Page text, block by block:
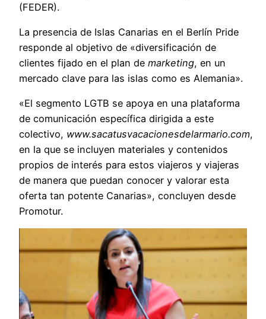
(FEDER).
La presencia de Islas Canarias en el Berlín Pride
responde al objetivo de «diversificación de
clientes fijado en el plan de marketing, en un
mercado clave para las islas como es Alemania».
«El segmento LGTB se apoya en una plataforma
de comunicación específica dirigida a este
colectivo, www.sacatusvacacionesdelarmario.com,
en la que se incluyen materiales y contenidos
propios de interés para estos viajeros y viajeras
de manera que puedan conocer y valorar esta
oferta tan potente Canarias», concluyen desde
Promotur.